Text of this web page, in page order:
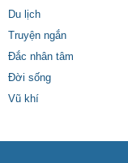
Du lịch
Truyện ngắn
Đắc nhân tâm
Đời sống
Vũ khí